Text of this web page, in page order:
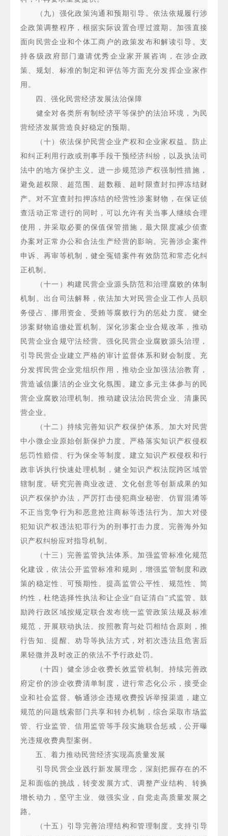
（九）强化政策沟通和预期引导。依法依规履行涉
企政策调整程序，根据实际设置合理过渡期。加强直接
面向民营企业和个体工商户的政策发布和解读引导。支
持各级政府部门邀请优秀企业家开展咨询，在涉企政
策、规划、标准的制定和评估等方面充分发挥企业家作
用。
四、强化民营经济发展法治保障
健全对各类所有制经济平等保护的法治环境，为民
营经济发展营造良好稳定的预期。
（十）依法保护民营企业产权和企业家权益。防止
和纠正利用行政或刑事手段干预经济纠纷，以及执法司
法中的地方保护主义。进一步规范涉产权强制性措施，
避免超权限、超范围、超数额、超时限查封扣押冻结财
产。对不宜查封扣押冻结的经营性涉案财物，在保证侦
查活动正常进行的同时，可以允许有关当事人继续合理
使用，并采取必要的保值保管措施，最大限度减少侦查
办案对正常办公和合法生产经营的影响。完善涉企案件
申诉、再审等机制，健全冤错案件有效防范和常态化纠
正机制。
（十一）构建民营企业源头防范和治理腐败的体制
机制。出台司法解释，依法加大对民营企业工作人员职
务侵占、挪用资金、受贿等腐败行为的惩处力度。健全
涉案财物追缴处置机制。深化涉案企业合规改革，推动
民营企业合规守法经营。强化民营企业腐败源头治理，
引导民营企业建立严格的审计监督体系和财会制度。充
分发挥民营企业党组织作用，推动企业加强法治教育，
营造诚信廉洁的企业文化氛围。建立多元主体参与的民
营企业腐败治理机制。推动建设法治民营企业、清廉民
营企业。
（十二）持续完善知识产权保护体系。加大对民营
中小微企业原始创新保护力度。严格落实知识产权侵权
惩罚性赔偿、行为保全等制度。建立知识产权侵权和行
政非诉执行快速处理机制，健全知识产权法院跨区域管
辖制度。研究完善商业改进、文化创意等创新成果的知
识产权保护办法，严厉打击侵犯商业秘密、仿冒混淆等
不正当竞争行为和恶意抢注商标等违法行为。加大对侵
犯知识产权违法犯罪行为的刑事打击力度。完善海外知
识产权纠纷应对指导机制。
（十三）完善监管执法体系。加强监管标准化规范
化建设，依法公开监管标准和规则，增强监管制度和政
策的稳定性、可预期性。提高监管公平性、规范性、简
约性，杜绝选择性执法和让企业“自证清白”式监管。鼓
励跨行政区域按规定联合发布统一监管政策法规及标准
规范，开展联动执法。按照教育与处罚相结合原则，推
行告知、提醒、劝导等执法方式，对初次违法且危害后
果轻微并及时改正的依法不予行政处罚。
（十四）健全涉企收费长效监管机制。持续完善政
府定价的涉企收费清单制度，进行常态化公示，接受企
业和社会监督。畅通涉企违规收费投诉举报渠道，建立
规范的问题线索部门共享和转办机制，综合采取市场监
管、行业监管、信用监管等手段实施联合惩戒，公开曝
光违规收费典型案例。
五、着力推动民营经济实现高质量发展
引导民营企业践行新发展理念，深刻把握存在的不
足和面临的挑战，转变发展方式、调整产业结构、转换
增长动力，坚守主业、做强实业，自觉走高质量发展之
路。
（十五）引导完善治理结构和管理制度。支持引导